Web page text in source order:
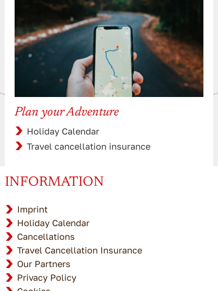
Plan your Adventure
Holiday Calendar
Travel cancellation insurance
INFORMATION
Imprint
Holiday Calendar
Cancellations
Travel Cancellation Insurance
Our Partners
Privacy Policy